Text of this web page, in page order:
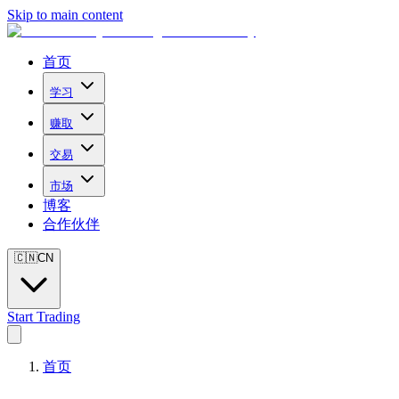
Skip to main content
首页
学习
赚取
交易
市场
博客
合作伙伴
🇨🇳CN
Start Trading
首页